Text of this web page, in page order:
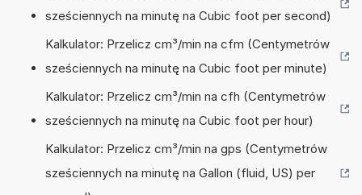
sześciennych na minutę na Cubic foot per second)
Kalkulator: Przelicz cm³/min na cfm (Centymetrów
sześciennych na minutę na Cubic foot per minute)
Kalkulator: Przelicz cm³/min na cfh (Centymetrów
sześciennych na minutę na Cubic foot per hour)
Kalkulator: Przelicz cm³/min na gps (Centymetrów
sześciennych na minutę na Gallon (fluid, US) per